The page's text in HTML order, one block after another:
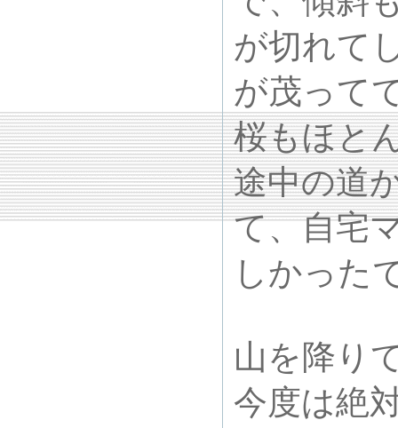
が切れて
が茂って
桜もほと
途中の道
て、自宅
しかった
山を降り
今度は絶